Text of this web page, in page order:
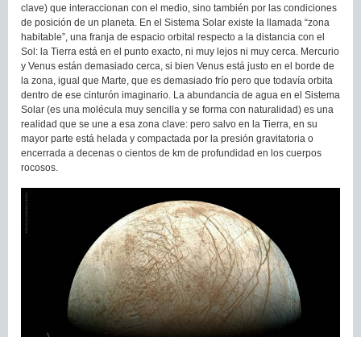
clave) que interaccionan con el medio, sino también por las condiciones
de posición de un planeta. En el Sistema Solar existe la llamada “zona
habitable”, una franja de espacio orbital respecto a la distancia con el
Sol: la Tierra está en el punto exacto, ni muy lejos ni muy cerca. Mercurio
y Venus están demasiado cerca, si bien Venus está justo en el borde de
la zona, igual que Marte, que es demasiado frío pero que todavía orbita
dentro de ese cinturón imaginario. La abundancia de agua en el Sistema
Solar (es una molécula muy sencilla y se forma con naturalidad) es una
realidad que se une a esa zona clave: pero salvo en la Tierra, en su
mayor parte está helada y compactada por la presión gravitatoria o
encerrada a decenas o cientos de km de profundidad en los cuerpos
rocosos.